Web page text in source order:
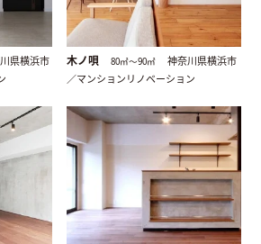
県横浜市
木ノ唄 80㎡〜90㎡
神奈川県横浜市
／マンションリノベーション